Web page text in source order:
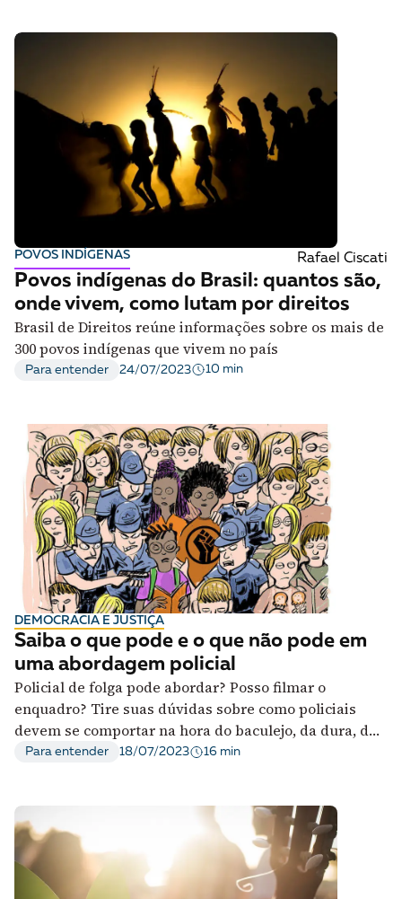
POVOS INDÍGENAS Rafael Ciscati
Povos indígenas do Brasil: quantos são,
onde vivem, como lutam por direitos
Brasil de Direitos reúne informações sobre os mais de
300 povos indígenas que vivem no país
Para entender 24/07/2023 10 min
DEMOCRACIA E JUSTIÇA
Saiba o que pode e o que não pode em
uma abordagem policial
Policial de folga pode abordar? Posso filmar o
enquadro? Tire suas dúvidas sobre como policiais
devem se comportar na hora do baculejo, da dura, da
geral, do enquadro
Para entender 18/07/2023 16 min